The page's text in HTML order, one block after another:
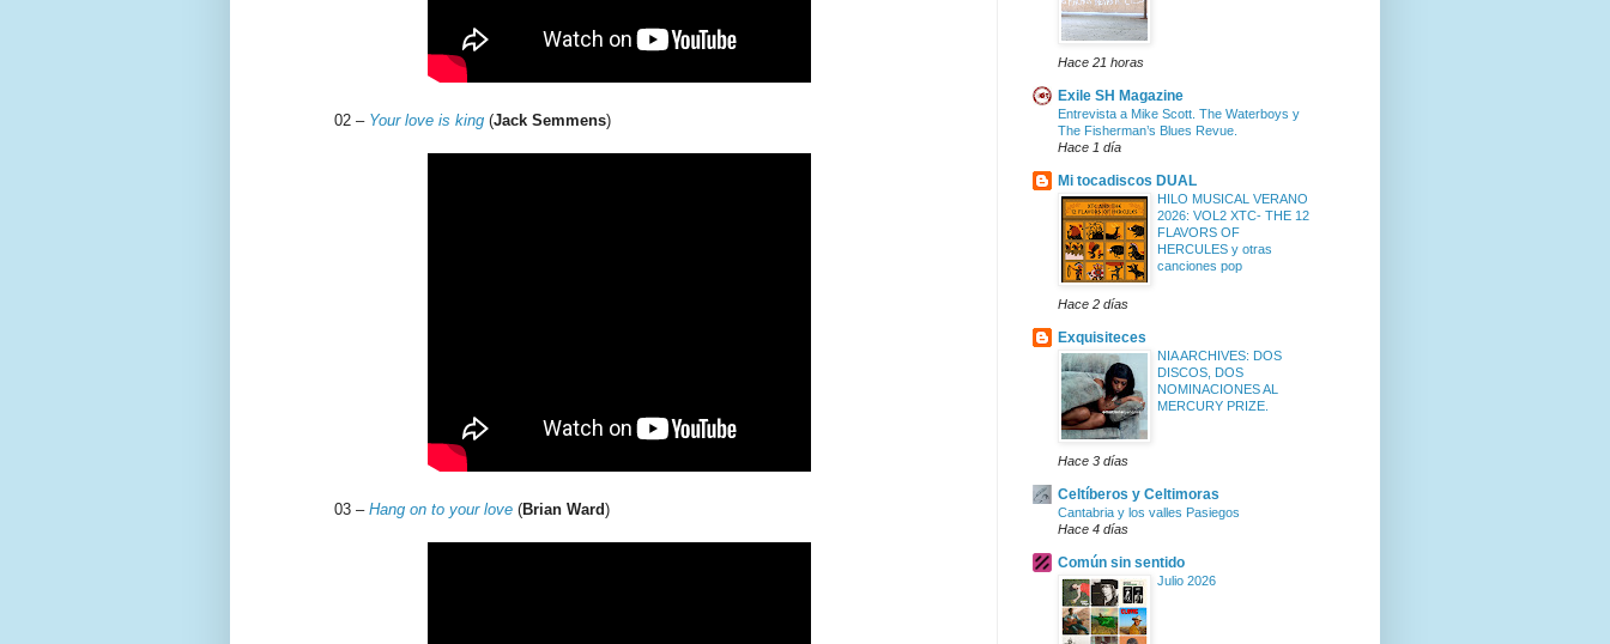
02 – Your love is king (Jack Semmens)
03 –Hang on to your love (Brian Ward)
Hace 21 horas
Exile SH Magazine
Entrevista a Mike Scott. The Waterboys y
The Fisherman’s Blues Revue.
Hace 1 día
Mi tocadiscos DUAL
HILO MUSICAL VERANO
2026: VOL2 XTC- THE 12
FLAVORS OF
HERCULES y otras
canciones pop
Hace 2 días
Exquisiteces
NIA ARCHIVES: DOS
DISCOS, DOS
NOMINACIONES AL
MERCURY PRIZE.
Hace 3 días
Celtíberos y Celtimoras
Cantabria y los valles Pasiegos
Hace 4 días
Común sin sentido
Julio 2026